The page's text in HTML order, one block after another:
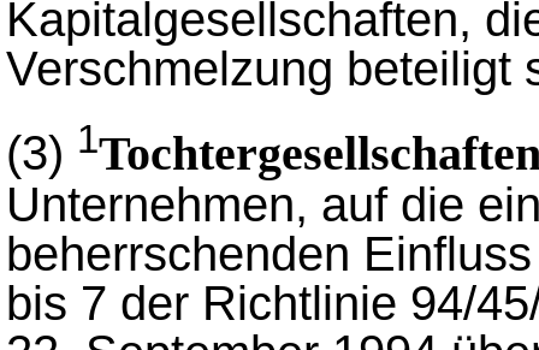
Kapitalgesellschaften,
Verschmelzung beteiligt
(3) 1
Unternehmen, auf die
beherrschenden
bis 7 der Richtlinie 94/